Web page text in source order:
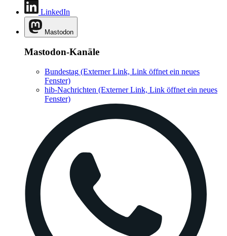
LinkedIn
Mastodon
Mastodon-Kanäle
Bundestag (Externer Link, Link öffnet ein neues
Fenster)
hib-Nachrichten (Externer Link, Link öffnet ein neues
Fenster)